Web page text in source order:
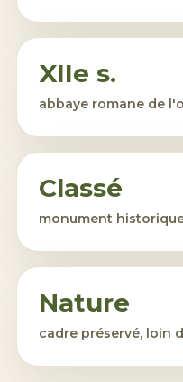
XIIe s.
abbaye romane de
Classé
monument
Nature
cadre préservé, loin